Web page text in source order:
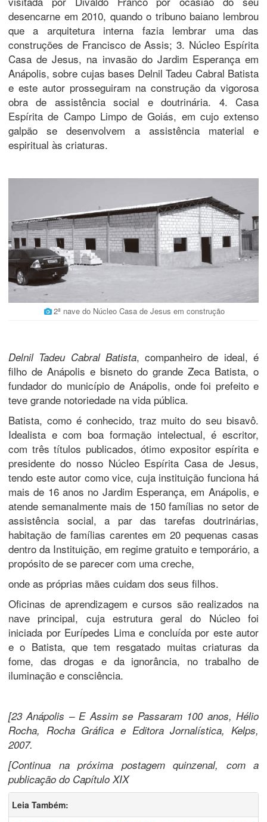
desencarne em 2010, quando o tribuno baiano lembrou
que a arquitetura interna fazia lembrar uma das
construções de Francisco de Assis; 3. Núcleo Espírita
Casa de Jesus, na invasão do Jardim Esperança em
Anápolis, sobre cujas bases Delnil Tadeu Cabral Batista
e este autor prosseguiram na construção da vigorosa
obra de assistência social e doutrinária. 4. Casa
Espírita de Campo Limpo de Goiás, em cujo extenso
galpão se desenvolvem a assistência material e
espiritual às criaturas.
2ª nave do Núcleo Casa de Jesus em construção
Delnil Tadeu Cabral Batista, companheiro de ideal, é
filho de Anápolis e bisneto do grande Zeca Batista, o
fundador do município de Anápolis, onde foi prefeito e
teve grande notoriedade na vida pública.
Batista, como é conhecido, traz muito do seu bisavô.
Idealista e com boa formação intelectual, é escritor,
com três títulos publicados, ótimo expositor espírita e
presidente do nosso Núcleo Espírita Casa de Jesus,
tendo este autor como vice, cuja instituição funciona há
mais de 16 anos no Jardim Esperança, em Anápolis, e
atende semanalmente mais de 150 famílias no setor de
assistência social, a par das tarefas doutrinárias,
habitação de famílias carentes em 20 pequenas casas
dentro da Instituição, em regime gratuito e temporário, a
propósito de se parecer com uma creche,
onde as próprias mães cuidam dos seus filhos.
Oficinas de aprendizagem e cursos são realizados na
nave principal, cuja estrutura geral do Núcleo foi
iniciada por Eurípedes Lima e concluída por este autor
e o Batista, que tem resgatado muitas criaturas da
fome, das drogas e da ignorância, no trabalho de
iluminação e consciência.
[23 Anápolis – E Assim se Passaram 100 anos, Hélio
Rocha, Rocha Gráfica e Editora Jornalística, Kelps,
2007.
[Continua na próxima postagem quinzenal, com a
publicação do Capítulo XIX
Leia Também: